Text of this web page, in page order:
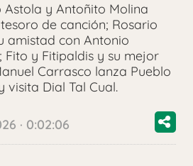
Astola y Antoñito Molina
de canción; Rosario
amistad con Antonio
Fito y Fitipaldis y su mejor
Carrasco lanza Pueblo
visita Dial Tal Cual.
· 0:02:06